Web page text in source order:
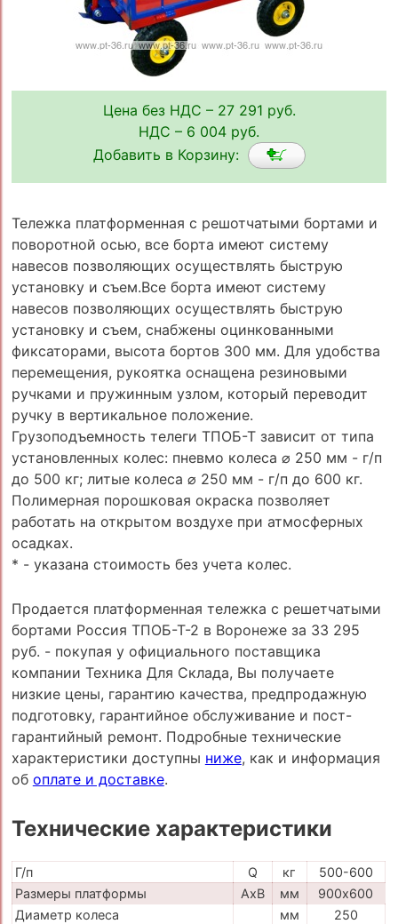
Цена без НДС – 27 291 руб.
НДС – 6 004 руб.
Добавить в Корзину:
Тележка платформенная с решотчатыми бортами и
поворотной осью, все борта имеют систему
навесов позволяющих осуществлять быструю
установку и съем.Все борта имеют систему
навесов позволяющих осуществлять быструю
установку и съем, снабжены оцинкованными
фиксаторами, высота бортов 300 мм. Для удобства
перемещения, рукоятка оснащена резиновыми
ручками и пружинным узлом, который переводит
ручку в вертикальное положение.
Грузоподъемность телеги ТПОБ-Т зависит от типа
установленных колес: пневмо колеса ⌀ 250 мм - г/п
до 500 кг; литые колеса ⌀ 250 мм - г/п до 600 кг.
Полимерная порошковая окраска позволяет
работать на открытом воздухе при атмосферных
осадках.
* - указана стоимость без учета колес.
Продается платформенная тележка с решетчатыми
бортами Россия ТПОБ-Т-2 в Воронеже за 33 295
руб. - покупая у официального поставщика
компании Техника Для Склада, Вы получаете
низкие цены, гарантию качества, предпродажную
подготовку, гарантийное обслуживание и пост-
гарантийный ремонт. Подробные технические
характеристики доступны ниже, как и информация
об оплате и доставке.
Технические характеристики
Г/п Q кг
500-600
Размеры платформы
AxB мм
900х600
Диаметр колеса
мм
250